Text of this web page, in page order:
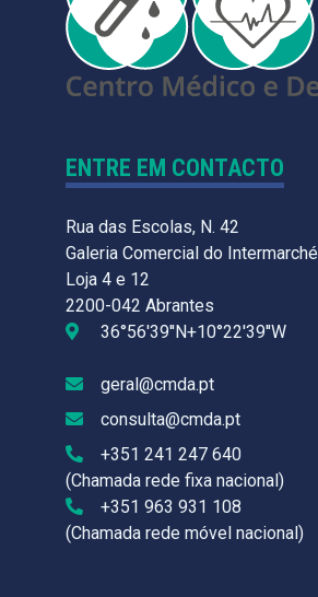
ENTRE EM CONTACTO
Rua das Escolas, N. 42
Galeria Comercial do Intermarché
Loja 4 e 12
2200-042 Abrantes
36°56'39''N+10°22'39''W
geral@cmda.pt
consulta@cmda.pt
+351 241 247 640
(Chamada rede fixa nacional)
+351 963 931 108
(Chamada rede móvel nacional)